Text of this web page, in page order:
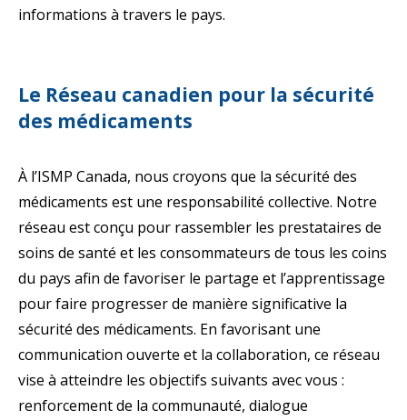
informations à travers le pays.
Le Réseau canadien pour la sécurité
des médicaments
À l’ISMP Canada, nous croyons que la sécurité des
médicaments est une responsabilité collective. Notre
réseau est conçu pour rassembler les prestataires de
soins de santé et les consommateurs de tous les coins
du pays afin de favoriser le partage et l’apprentissage
pour faire progresser de manière significative la
sécurité des médicaments. En favorisant une
communication ouverte et la collaboration, ce réseau
vise à atteindre les objectifs suivants avec vous :
renforcement de la communauté, dialogue